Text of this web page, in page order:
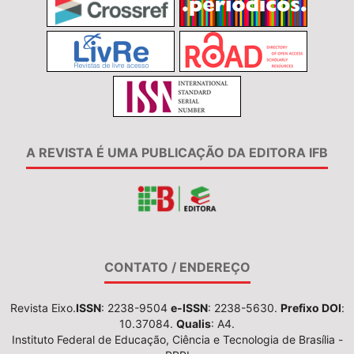
A REVISTA É UMA PUBLICAÇÃO DA EDITORA IFB
CONTATO / ENDEREÇO
Revista Eixo.ISSN: 2238-9504 e-ISSN: 2238-5630. Prefixo DOI:
10.37084. Qualis: A4.
Instituto Federal de Educação, Ciência e Tecnologia de Brasília -